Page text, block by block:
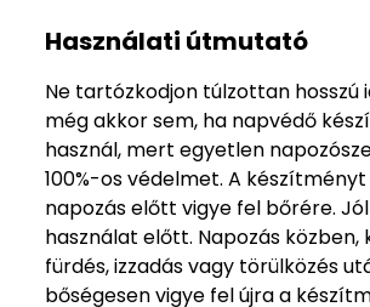
Használati útmutató
Ne tartózkodjon túlzottan hosszú
még akkor sem, ha napvédő
használ, mert egyetlen
100%-os védelmet. A
napozás előtt vigye fel bőrére.
használat előtt. Napozás közben,
fürdés, izzadás vagy törülközés
bőségesen vigye fel újra a